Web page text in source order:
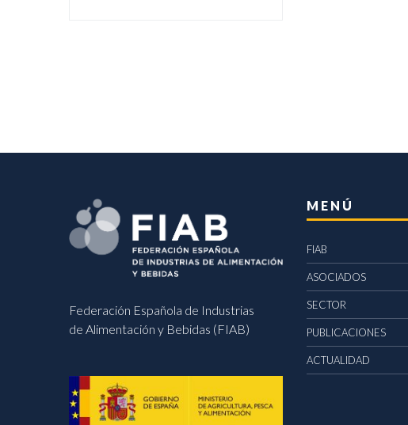
Federación Española de Industrias
de Alimentación y Bebidas (FIAB)
MENÚ
FIAB
ASOCIADOS
SECTOR
PUBLICACIONES
ACTUALIDAD